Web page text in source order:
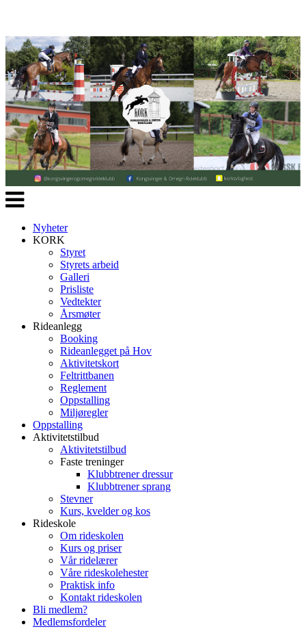
Veksle
navigasjon
Nyheter
KORK
Styret
Styrets arbeid
Galleri
Prisliste
Vedtekter
Årsmøter
Rideanlegg
Booking
Rideanlegget på Hov
Aktivitetskort
Feltrittbanen
Reglement
Oppstalling
Miljøregler
Oppstalling
Aktivitetstilbud
Aktivitetstilbud
Faste treninger
Klubbtrener dressur
Klubbtrener sprang
Stevner
Kurs, kvelder og kos
Rideskole
Om rideskolen
Kurs og priser
Vår ridelærer
Våre rideskolehester
Praktisk info
Kontakt rideskolen
Bli medlem?
Medlemsfordeler